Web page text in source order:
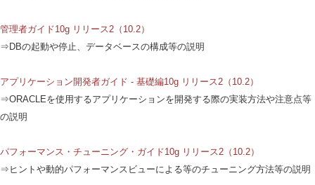
管理者ガイド10g リリース2（10.2）
⇒DBの起動や停止、データベースの構成等の説明
アプリケーション開発者ガイド - 基礎編10g リリース2（10.2）
⇒ORACLEを使用するアプリケーションを開発する際の実装方法や注意点等
の説明
パフォーマンス・チューニング・ガイド10g リリース2（10.2）
⇒ヒントや動的パフォーマンスビューによる等のチューニング方法等の説明